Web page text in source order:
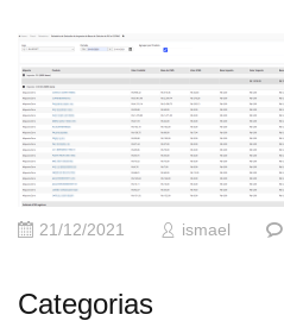
21/12/2021 ismael
Categorias